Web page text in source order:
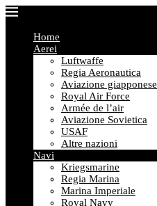
Home
Aerei
Luftwaffe
Regia Aeronautica
Aviazione giapponese
Royal Air Force
Armée de l’air
Aviazione Sovietica
USAF
Altre nazioni
Navi
Kriegsmarine
Regia Marina
Marina Imperiale
Royal Navy